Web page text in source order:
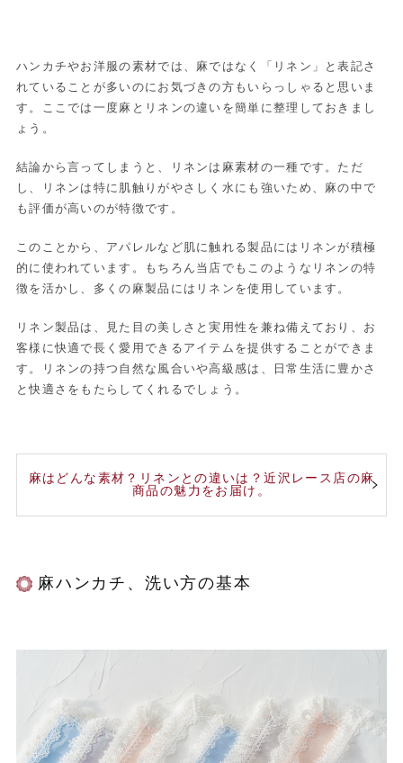
ハンカチやお洋服の素材では、麻ではなく「リネン」と表記さ
れていることが多いのにお気づきの方もいらっしゃると思いま
す。ここでは一度麻とリネンの違いを簡単に整理しておきまし
ょう。
結論から言ってしまうと、リネンは麻素材の一種です。ただ
し、リネンは特に肌触りがやさしく水にも強いため、麻の中で
も評価が高いのが特徴です。
このことから、アパレルなど肌に触れる製品にはリネンが積極
的に使われています。もちろん当店でもこのようなリネンの特
徴を活かし、多くの麻製品にはリネンを使用しています。
リネン製品は、見た目の美しさと実用性を兼ね備えており、お
客様に快適で長く愛用できるアイテムを提供することができま
す。リネンの持つ自然な風合いや高級感は、日常生活に豊かさ
と快適さをもたらしてくれるでしょう。
麻はどんな素材？リネンとの違いは？近沢レース店の麻
商品の魅力をお届け。
麻ハンカチ、洗い方の基本